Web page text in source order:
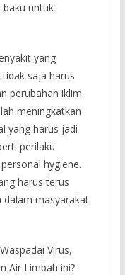
baku untuk
yang
saja harus
perubahan iklim.
meningkatkan
yang harus jadi
perilaku
hygiene.
harus terus
dalam masyarakat
Virus,
Air Limbah ini?